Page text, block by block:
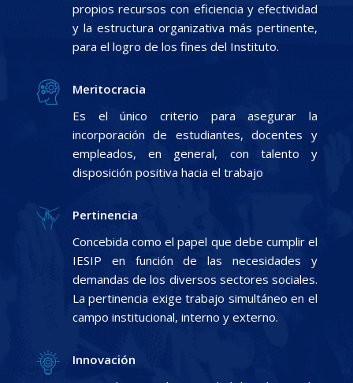
propios recursos con eficiencia y efectividad
y la estructura organizativa más pertinente,
para el logro de los fines del Instituto.
Meritocracia
Es el único criterio para asegurar la
incorporación de estudiantes, docentes y
empleados, en general, con talento y
disposición positiva hacia el trabajo
Pertinencia
Concebida como el papel que debe cumplir el
IESIP en función de las necesidades y
demandas de los diversos sectores sociales.
La pertinencia exige trabajo simultáneo en el
campo institucional, interno y externo.
Innovación